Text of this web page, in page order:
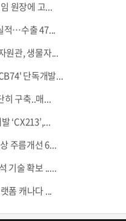
원장에 고...
적…수출 47...
원관, 생물자...
단독개발...
히 구축..매...
‘CX213’,...
주름개선 6...
기술 확보 .....
폼 캐나다 ...